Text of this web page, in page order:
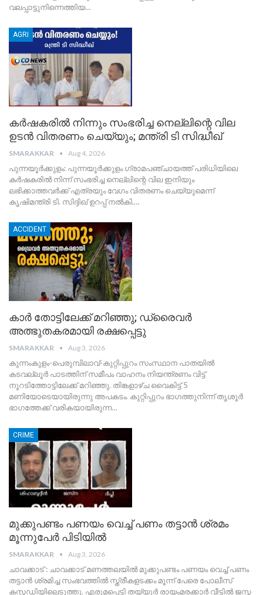
വലപ്പാട്ടുനിന്നെത്തിയ…
AGRI
കർഷകരിൽ നിന്നും സംഭരിച്ച നെല്ലിന്റെ വില
ഉടൻ വിതരണം ചെയ്യും; മന്ത്രി ടി സിദ്ധീഖ്‌
SMARAKKAR Aug 4, 2026
പുന്നയൂർക്കുളം: പുന്നയൂർക്കുളം ഗ്രാമപഞ്ചായത്ത് പരിധിയിലെ
കർഷകരിൽ നിന്ന് സംഭരിച്ച നെല്ലിന്റെ വില ഇനിയും
ലഭിക്കാത്തവർക്ക് എത്രയും വേഗം വിതരണം ചെയ്യുമെന്ന്
കൃഷിമന്ത്രി ടി. സിദ്ദിഖ് ഉറപ്പ് നൽകി.…
ACCIDENT
കാർ തോട്ടിലേക്ക് മറിഞ്ഞു; ഡ്രൈവർ
അത്ഭുതകരമായി രക്ഷപ്പെട്ടു
SMARAKKAR Aug 3, 2026
കുന്നംകുളം-പെരുമ്പിലാവ്-കുറ്റിപ്പുറം സംസ്ഥാന പാതയിൽ
കടവല്ലൂർ പാടത്തിന് സമീപം വാഹനം നിയന്ത്രണം വിട്ട്
നൂറടിത്തോട്ടിലേക്ക് മറിഞ്ഞു. തിങ്കളാഴ്ച വൈകിട്ട് 5
മണിയോടെയായിരുന്നു അപകടം. കുറ്റിപ്പുറം ഭാഗത്തുനിന്ന് തൃശൂർ
ഭാഗത്തേക്ക് വരികയായിരുന്ന…
CRIME
മുക്കുപണ്ടം പണയം വെച്ച് പണം തട്ടാൻ ശ്രമം
മൂന്നുപേർ പിടിയിൽ
SMARAKKAR Aug 3, 2026
ചാവക്കാട് : ചാവക്കാട് മണത്തലയിൽ മുക്കുപണ്ടം പണയം വെച്ച് പണം
തട്ടാൻ ശ്രമിച്ച സംഭവത്തിൽ സ്ത്രീകളടക്കം മൂന്ന് പേരെ പോലീസ്
കസ്റ്റഡിയിലെടുത്തു. എരുമപ്പെട്ടി തയ്യൂർ രായംമരക്കാർ വീട്ടിൽ ജസ്ന